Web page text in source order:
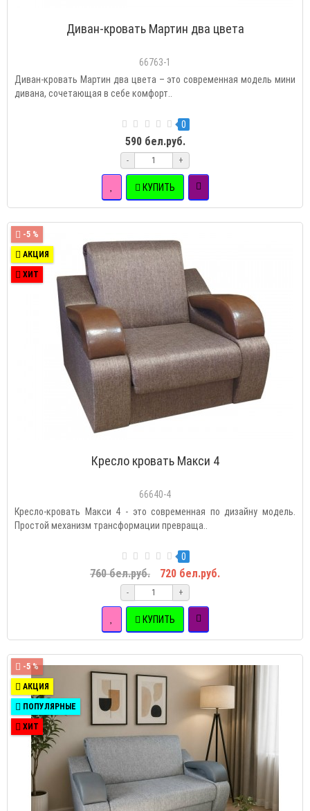
Диван-кровать Мартин два цвета
66763-1
Диван-кровать Мартин два цвета – это современная модель мини
дивана, сочетающая в себе комфорт..
0
590 бел.руб.
- +
КУПИТЬ
-5 %
АКЦИЯ
ХИТ
Кресло кровать Макси 4
66640-4
Кресло-кровать Макси 4 - это современная по дизайну модель.
Простой механизм трансформации превраща..
0
760 бел.руб. 720 бел.руб.
- +
КУПИТЬ
-5 %
АКЦИЯ
ПОПУЛЯРНЫЕ
ХИТ